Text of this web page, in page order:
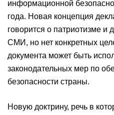
информационной
года. Новая концепция
говорится о патриотизме и
СМИ, но нет конкретных
документа может быть
законодательных мер по
безопасности страны.
Новую доктрину, речь в